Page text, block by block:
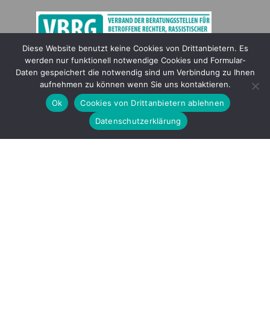
Gefördert durch
Diese Website benutzt keine Cookies von Drittanbietern. Es
werden nur funktionell notwendige Cookies und Formular-
Daten gespeichert die notwendig sind um Verbindung zu Ihnen
aufnehmen zu können wenn Sie uns kontaktieren.
Ok
Cookies von Drittanbietern ablehnen
Datenschutzerklärung